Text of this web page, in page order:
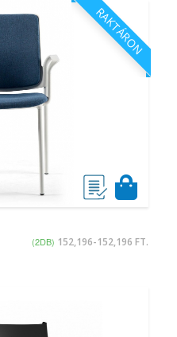
RAKTÁRON
(2DB) 152,196-152,196 FT.